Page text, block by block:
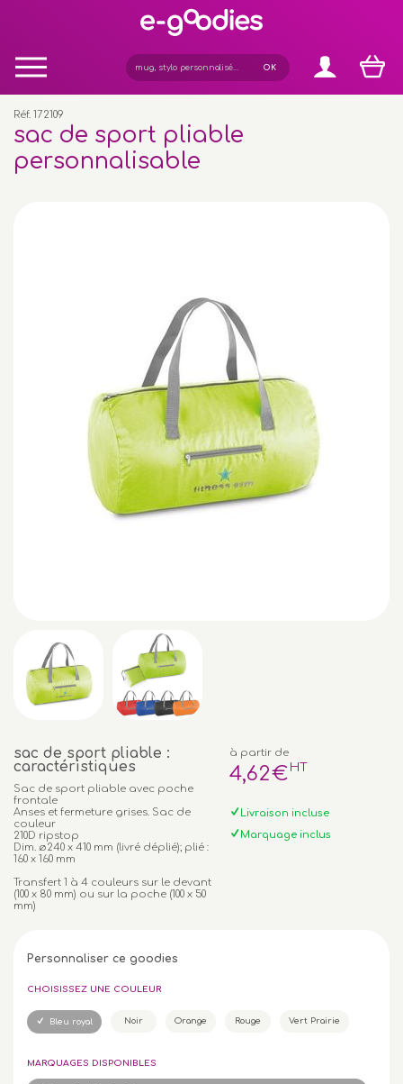
Réf. 172109
sac de sport pliable
personnalisable
sac de sport pliable :
caractéristiques
Sac de sport pliable avec poche
frontale
Anses et fermeture grises. Sac de
couleur
210D ripstop
Dim. ø240 x 410 mm (livré déplié); plié :
160 x 160 mm
Transfert 1 à 4 couleurs sur le devant
(100 x 80 mm) ou sur la poche (100 x 50
mm)
à partir de
4,62€ HT
Livraison incluse
Marquage inclus
Personnaliser ce goodies
CHOISISSEZ UNE COULEUR
Bleu royal Noir Orange Rouge Vert Prairie
MARQUAGES DISPONIBLES